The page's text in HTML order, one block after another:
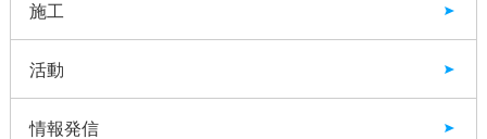
施工
活動
情報発信